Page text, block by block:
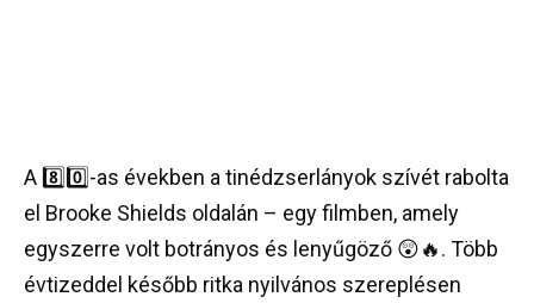
A 8️⃣0️⃣-as években a tinédzserlányok szívét rabolta
el Brooke Shields oldalán – egy filmben, amely
egyszerre volt botrányos és lenyűgöző 😲🔥. Több
évtizeddel később ritka nyilvános szereplésen